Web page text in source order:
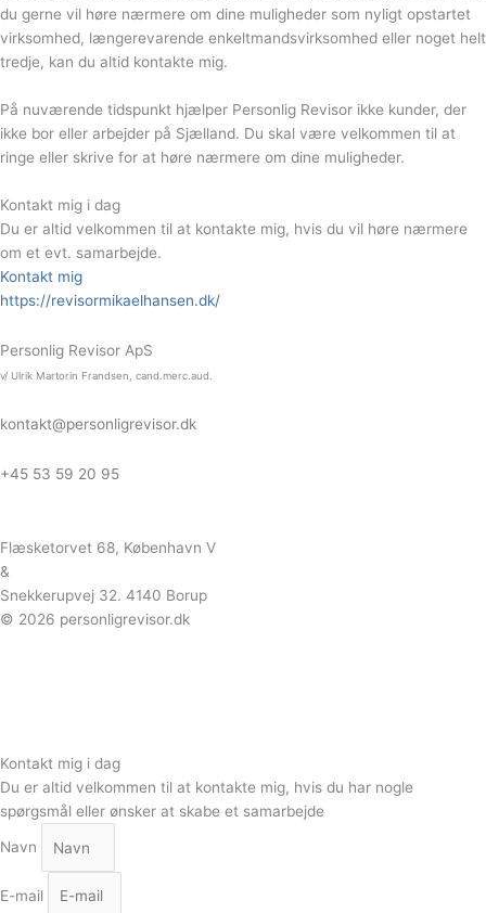
du gerne vil høre nærmere om dine muligheder som nyligt opstartet
virksomhed, længerevarende enkeltmandsvirksomhed eller noget helt
tredje, kan du altid kontakte mig.
På nuværende tidspunkt hjælper Personlig Revisor ikke kunder, der
ikke bor eller arbejder på Sjælland. Du skal være velkommen til at
ringe eller skrive for at høre nærmere om dine muligheder.
Kontakt mig i dag
Du er altid velkommen til at kontakte mig, hvis du vil høre nærmere
om et evt. samarbejde.
Kontakt mig
https://revisormikaelhansen.dk/
Personlig Revisor ApS
v/ Ulrik Martorin Frandsen, cand.merc.aud.
kontakt@personligrevisor.dk
+45 53 59 20 95
Flæsketorvet 68, København V
&
Snekkerupvej 32. 4140 Borup
© 2026 personligrevisor.dk
Kontakt mig i dag
Du er altid velkommen til at kontakte mig, hvis du har nogle
spørgsmål eller ønsker at skabe et samarbejde
Navn
E-mail